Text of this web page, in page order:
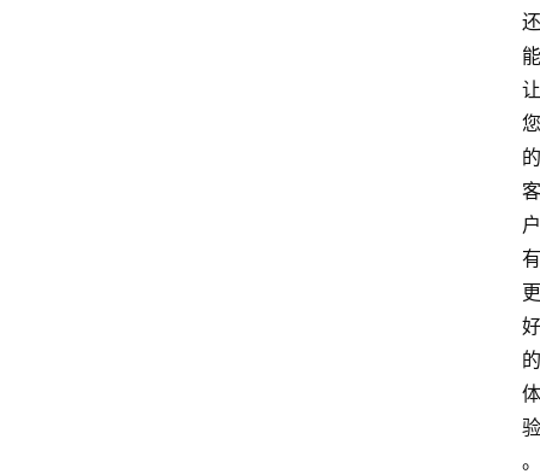
还
能
让
您
的
客
户
有
更
好
的
体
验
。